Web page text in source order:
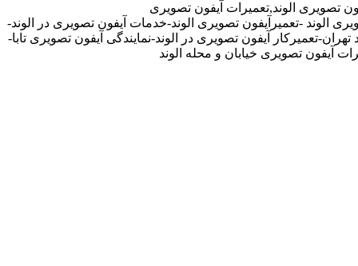
تصویری الوند,تعمیرات آیفون تصویری
الوند -تعمیرآیفون تصویری الوند-خدمات آیفون تصویری در الوند-
تعمیرکار آیفون تصویری در الوند-نمایندگی آیفون تصویری تابا-